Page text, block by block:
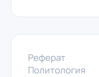
Реферат
Политология